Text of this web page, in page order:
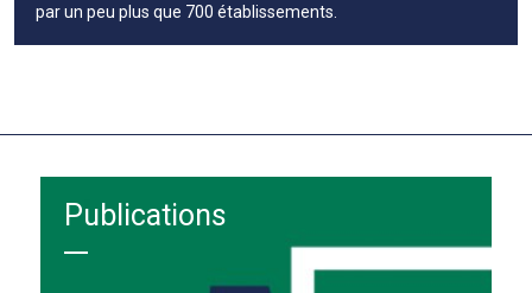
par un peu plus que 700 établissements.
Publications